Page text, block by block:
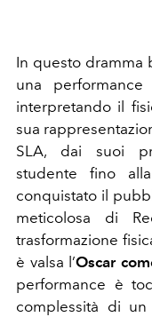
In questo dramma
una
interpretando il
sua
SLA, dai suoi
studente fino
conquistato il
meticolosa di
trasformazione
è valsa l’Oscar
performance è
complessità di